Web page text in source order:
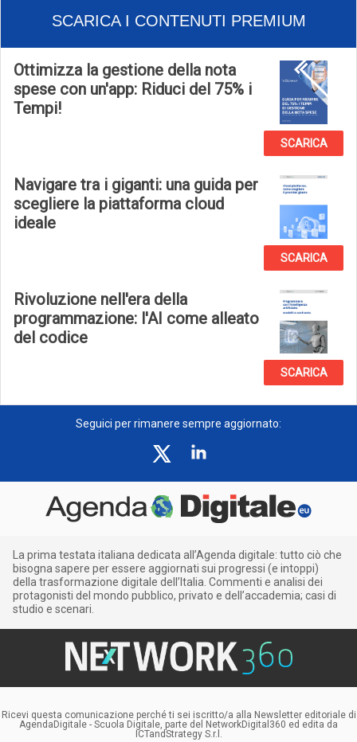
SCARICA I CONTENUTI PREMIUM
Ottimizza la gestione della nota
spese con un'app: Riduci del 75% i
Tempi!
SCARICA
Navigare tra i giganti: una guida per
scegliere la piattaforma cloud
ideale
SCARICA
Rivoluzione nell'era della
programmazione: l'AI come alleato
del codice
SCARICA
Seguici per rimanere sempre aggiornato:
La prima testata italiana dedicata all’Agenda digitale: tutto ciò che
bisogna sapere per essere aggiornati sui progressi (e intoppi)
della trasformazione digitale dell’Italia. Commenti e analisi dei
protagonisti del mondo pubblico, privato e dell’accademia; casi di
studio e scenari.
Ricevi questa comunicazione perché ti sei iscritto/a alla Newsletter editoriale di
AgendaDigitale - Scuola Digitale, parte del NetworkDigital360 ed edita da
ICTandStrategy S.r.l.